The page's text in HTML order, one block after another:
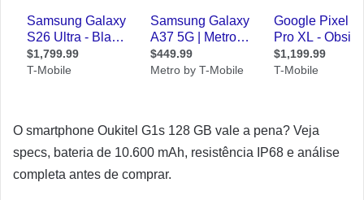
O smartphone Oukitel G1s 128 GB vale a pena? Veja
specs, bateria de 10.600 mAh, resistência IP68 e análise
completa antes de comprar.